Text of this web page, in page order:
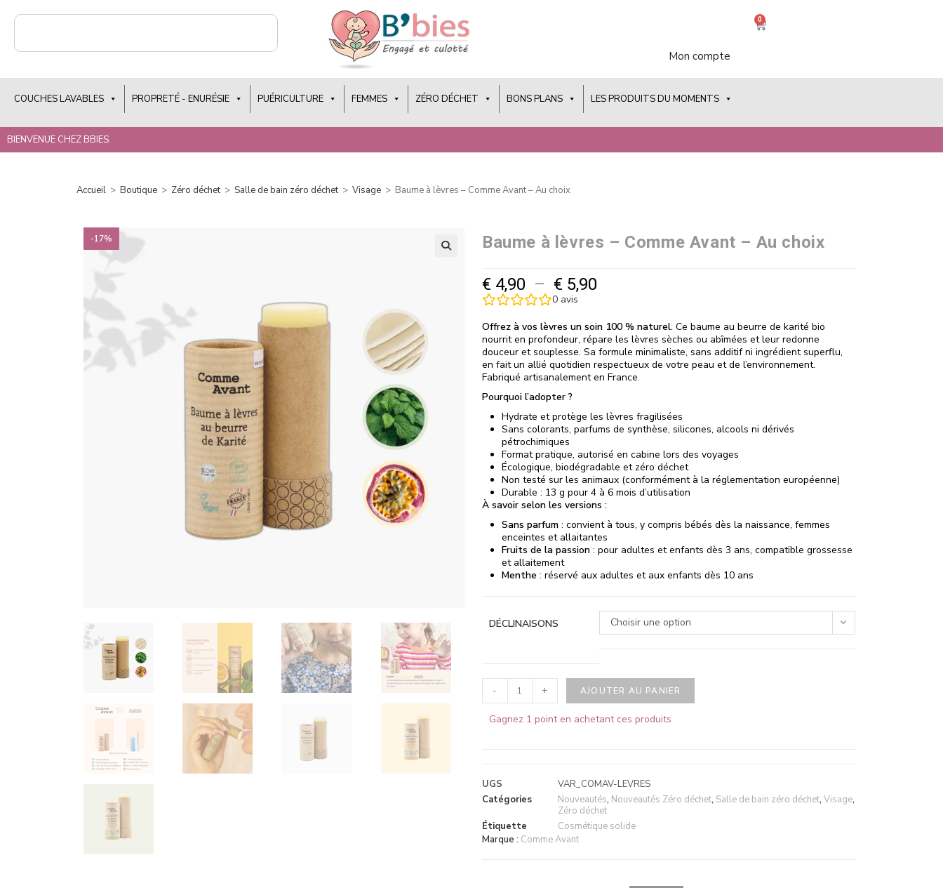
Mon compte
0
COUCHES LAVABLES PROPRETÉ - ENURÉSIE PUÉRICULTURE FEMMES ZÉRO DÉCHET BONS PLANS LES PRODUITS DU MOMENTS
BIENVENUE CHEZ BBIES.
Accueil > Boutique > Zéro déchet > Salle de bain zéro déchet > Visage > Baume à lèvres – Comme Avant – Au choix
-17% Baume à lèvres – Comme Avant – Au choix
€ 4,90 – € 5,90
0avis
Offrez à vos lèvres un soin 100 % naturel.Ce baume au beurre de karité bio
nourrit en profondeur, répare les lèvres sèches ou abîmées et leur redonne
douceur et souplesse. Sa formule minimaliste, sans additif ni ingrédient superflu,
en fait un allié quotidien respectueux de votre peau et de l’environnement.
Fabriqué artisanalement en France.
Pourquoi l’adopter ?
Hydrate et protège les lèvres fragilisées
Sans colorants, parfums de synthèse, silicones, alcools ni dérivés
pétrochimiques
Format pratique, autorisé en cabine lors des voyages
Écologique, biodégradable et zéro déchet
Non testé sur les animaux (conformément à la réglementation européenne)
Durable : 13 g pour 4 à 6 mois d’utilisation
À savoir selon les versions :
Sans parfum: convient à tous, y compris bébés dès la naissance, femmes
enceintes et allaitantes
Fruits de la passion: pour adultes et enfants dès 3 ans, compatible grossesse
et allaitement
Menthe : réservé aux adultes et aux enfants dès 10 ans
DÉCLINAISONS Choisir une option
- + AJOUTER AU PANIER
Gagnez 1 point en achetant ces produits
UGS
VAR_COMAV-LEVRES
Catégories
Nouveautés, Nouveautés Zéro déchet, Salle de bain zéro déchet, Visage,
Zéro déchet
Étiquette
Cosmétique solide
Marque : Comme Avant